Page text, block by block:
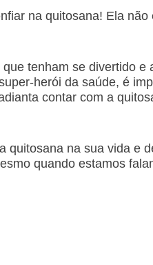
na quitosana! Ela
tenham se divertido
herói da saúde, é
contar com a
quitosana na sua vida e
quando estamos